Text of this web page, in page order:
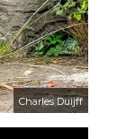
Charles Duijff